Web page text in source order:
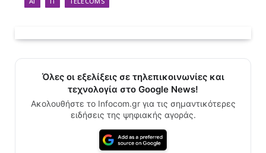
Όλες οι εξελίξεις σε τηλεπικοινωνίες και
τεχνολογία στο Google News!
Ακολουθήστε το Infocom.gr για τις σημαντικότερες
ειδήσεις της ψηφιακής αγοράς.